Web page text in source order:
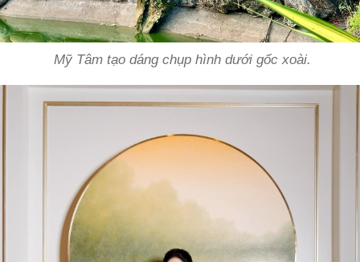
Mỹ Tâm tạo dáng chụp hình dưới gốc xoài.